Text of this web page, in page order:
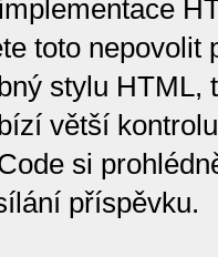
toto
stylu HTML,
větší
si
příspěvku.